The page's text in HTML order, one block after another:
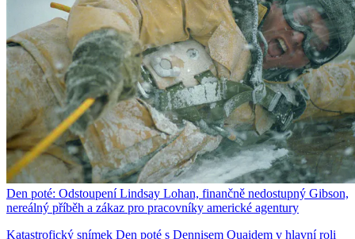
Den poté: Odstoupení Lindsay Lohan, finančně nedostupný Gibson,
nereálný příběh a zákaz pro pracovníky americké agentury
Katastrofický snímek Den poté s Dennisem Quaidem v hlavní roli